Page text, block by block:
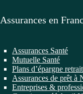
Assurances en
Assurances Santé
Mutuelle Santé
Plans d’épargne
Assurances de prêt à
Entreprises &